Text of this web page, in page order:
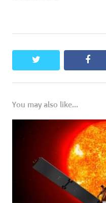
twitter
You may also like...